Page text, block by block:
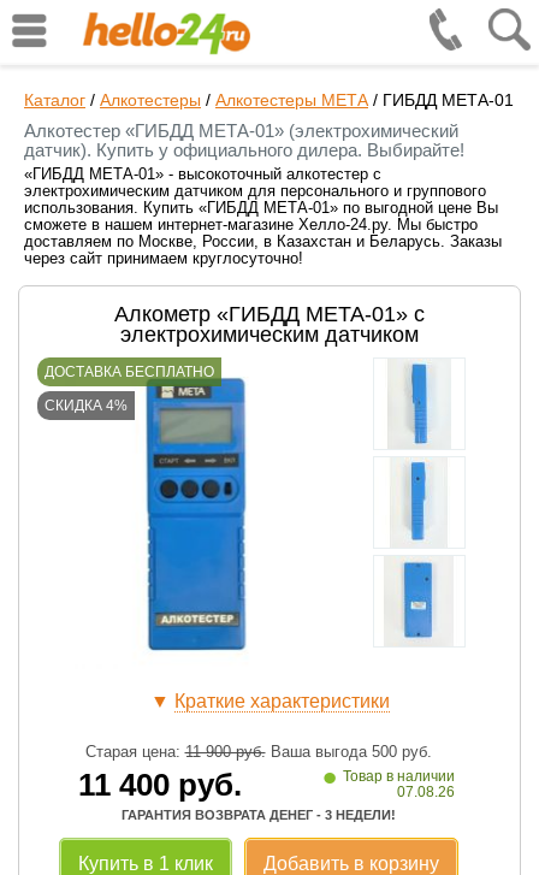
Каталог / Алкотестеры / Алкотестеры МЕТА / ГИБДД МЕТА-01
Алкотестер «ГИБДД МЕТА-01» (электрохимический
датчик). Купить у официального дилера. Выбирайте!
«ГИБДД МЕТА-01» - высокоточный алкотестер с
электрохимическим датчиком для персонального и группового
использования. Купить «ГИБДД МЕТА-01» по выгодной цене Вы
сможете в нашем интернет-магазине Хелло-24.ру. Мы быстро
доставляем по Москве, России, в Казахстан и Беларусь. Заказы
через сайт принимаем круглосуточно!
Алкометр «ГИБДД МЕТА-01» с
электрохимическим датчиком
ДОСТАВКА БЕСПЛАТНО
СКИДКА 4%
▼ Краткие характеристики
Старая цена:11 900руб. Ваша выгода500руб.
11 400 руб. • Товар в наличии
07.08.26
ГАРАНТИЯ ВОЗВРАТА ДЕНЕГ - 3 НЕДЕЛИ!
Купить в 1 клик Добавить в корзину